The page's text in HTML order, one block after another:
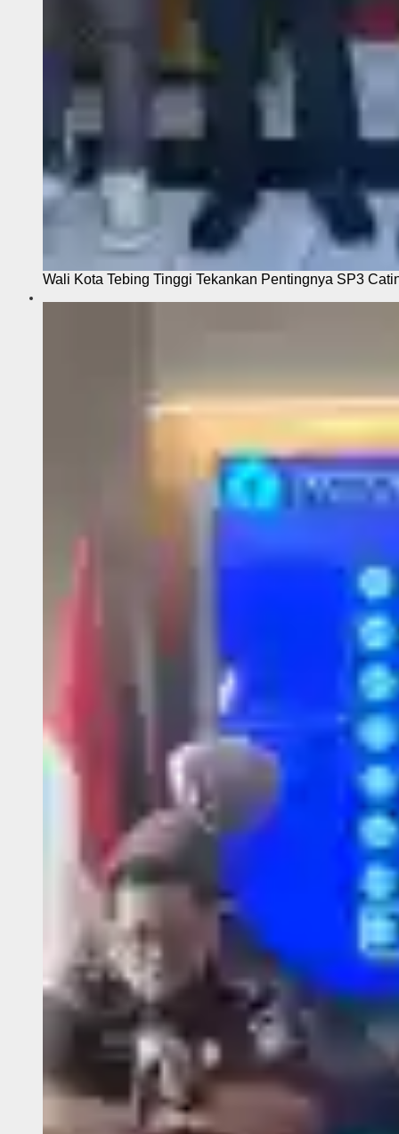
Wali Kota Tebing Tinggi Tekankan Pentingnya SP3